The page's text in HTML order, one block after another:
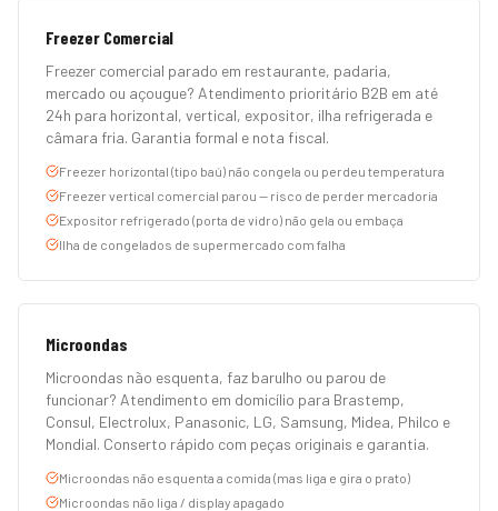
Freezer Comercial
Freezer comercial parado em restaurante, padaria,
mercado ou açougue? Atendimento prioritário B2B em até
24h para horizontal, vertical, expositor, ilha refrigerada e
câmara fria. Garantia formal e nota fiscal.
Freezer horizontal (tipo baú) não congela ou perdeu temperatura
Freezer vertical comercial parou — risco de perder mercadoria
Expositor refrigerado (porta de vidro) não gela ou embaça
Ilha de congelados de supermercado com falha
Microondas
Microondas não esquenta, faz barulho ou parou de
funcionar? Atendimento em domicílio para Brastemp,
Consul, Electrolux, Panasonic, LG, Samsung, Midea, Philco e
Mondial. Conserto rápido com peças originais e garantia.
Microondas não esquenta a comida (mas liga e gira o prato)
Microondas não liga / display apagado